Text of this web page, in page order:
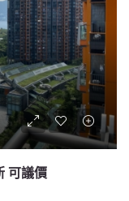
可議價